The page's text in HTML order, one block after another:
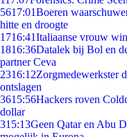
5617:01Boeren
hitte en droogte
1716:41Italiaanse vrouw
1816:36Datalek bij Bol en
partner Ceva
2316:12Zorgmedewerkster
ontslagen
3615:56Hackers roven
dollar
315:13Geen Qatar en Abu